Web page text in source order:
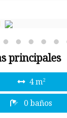
principales
4 m2
0 baños